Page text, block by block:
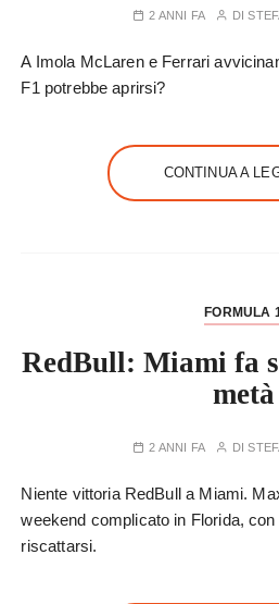
2 ANNI FA DI
A Imola McLaren e Ferrari
F1 potrebbe aprirsi?
CONTINUA A
FORMULA
RedBull: Miami fa
metà
2 ANNI FA DI
Niente vittoria RedBull a Miami.
weekend complicato in Florida,
riscattarsi.